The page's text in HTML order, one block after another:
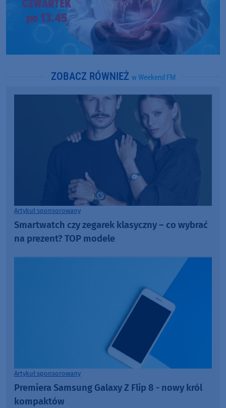
ZOBACZ RÓWNIEŻ w Weekend FM
Artykuł sponsorowany
Smartwatch czy zegarek klasyczny – co wybrać
na prezent? TOP modele
Artykuł sponsorowany
Premiera Samsung Galaxy Z Flip 8 - nowy król
kompaktów